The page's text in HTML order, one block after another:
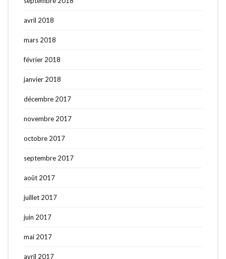
avril 2018
mars 2018
février 2018
janvier 2018
décembre 2017
novembre 2017
octobre 2017
septembre 2017
août 2017
juillet 2017
juin 2017
mai 2017
avril 2017